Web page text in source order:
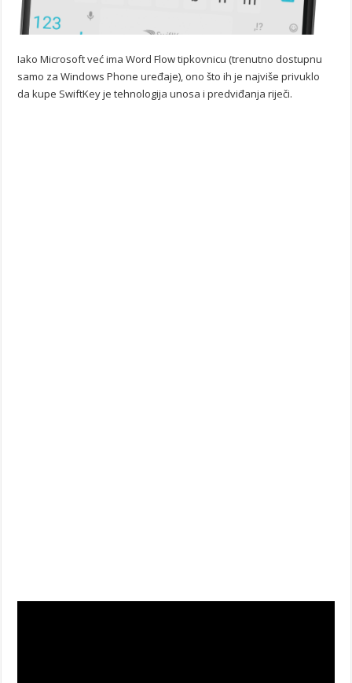
Iako Microsoft već ima Word Flow tipkovnicu (trenutno dostupnu
samo za Windows Phone uređaje), ono što ih je najviše privuklo
da kupe SwiftKey je tehnologija unosa i predviđanja riječi.